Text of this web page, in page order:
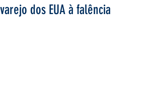
varejo dos EUA à falência